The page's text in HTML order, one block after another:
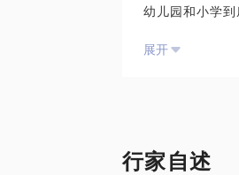
幼儿园和小学到
难道我们需要
艺术，科学，
让我们牵着宝
展开
行家自述